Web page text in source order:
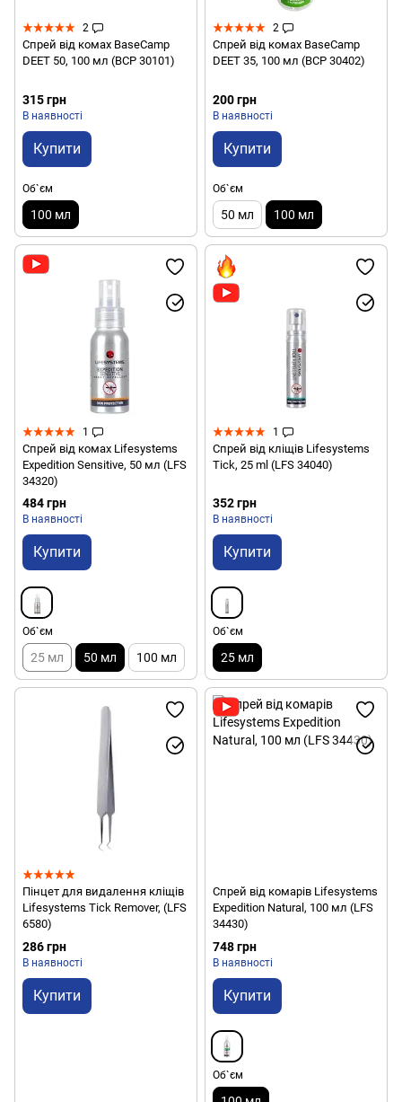
2
Спрей від комах BaseCamp
DEET 50, 100 мл (BCP 30101)
315 грн
В наявності
Купити
Об`єм
100 мл
2
Спрей від комах BaseCamp
DEET 35, 100 мл (BCP 30402)
200 грн
В наявності
Купити
Об`єм
50 мл 100 мл
1
Спрей від комах Lifesystems
Expedition Sensitive, 50 мл (LFS
34320)
484 грн
В наявності
Купити
Об`єм
25 мл 50 мл 100 мл
1
Спрей від кліщів Lifesystems
Tick, 25 ml (LFS 34040)
352 грн
В наявності
Купити
Об`єм
25 мл
Пінцет для видалення кліщів
Lifesystems Tick Remover, (LFS
6580)
286 грн
В наявності
Купити
Спрей від комарів Lifesystems
Expedition Natural, 100 мл (LFS
34430)
748 грн
В наявності
Купити
Об`єм